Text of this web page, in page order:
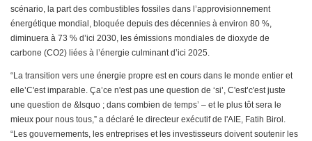
scénario, la part des combustibles fossiles dans l’approvisionnement
énergétique mondial, bloquée depuis des décennies à environ 80 %,
diminuera à 73 % d’ici 2030, les émissions mondiales de dioxyde de
carbone (CO2) liées à l’énergie culminant d’ici 2025.
“La transition vers une énergie propre est en cours dans le monde entier et
elle’C'est imparable. Ça’ce n'est pas une question de ‘si’, C'est’c'est juste
une question de &lsquo ; dans combien de temps’ – et le plus tôt sera le
mieux pour nous tous,” a déclaré le directeur exécutif de l'AIE, Fatih Birol.
“Les gouvernements, les entreprises et les investisseurs doivent soutenir les